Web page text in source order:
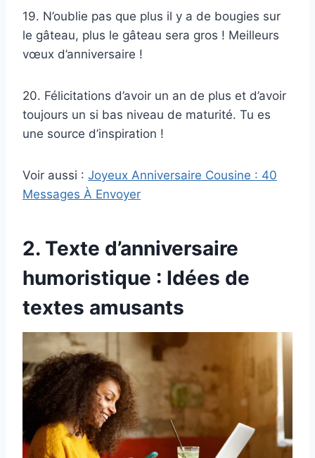
19. N’oublie pas que plus il y a de bougies sur
le gâteau, plus le gâteau sera gros ! Meilleurs
vœux d’anniversaire !
20. Félicitations d’avoir un an de plus et d’avoir
toujours un si bas niveau de maturité. Tu es
une source d’inspiration !
Voir aussi : Joyeux Anniversaire Cousine : 40
Messages À Envoyer
2. Texte d’anniversaire
humoristique : Idées de
textes amusants